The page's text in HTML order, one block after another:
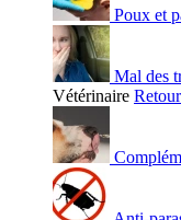
Poux et
Mal des
Vétérinaire Retour